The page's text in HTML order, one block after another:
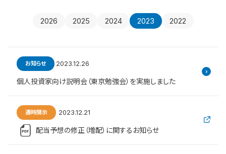
2026 2025 2024 2023 2022
お知らせ 2023.12.26
個人投資家向け説明会（東京勉強会）を実施しました
適時開示 2023.12.21
配当予想の修正（増配）に関するお知らせ